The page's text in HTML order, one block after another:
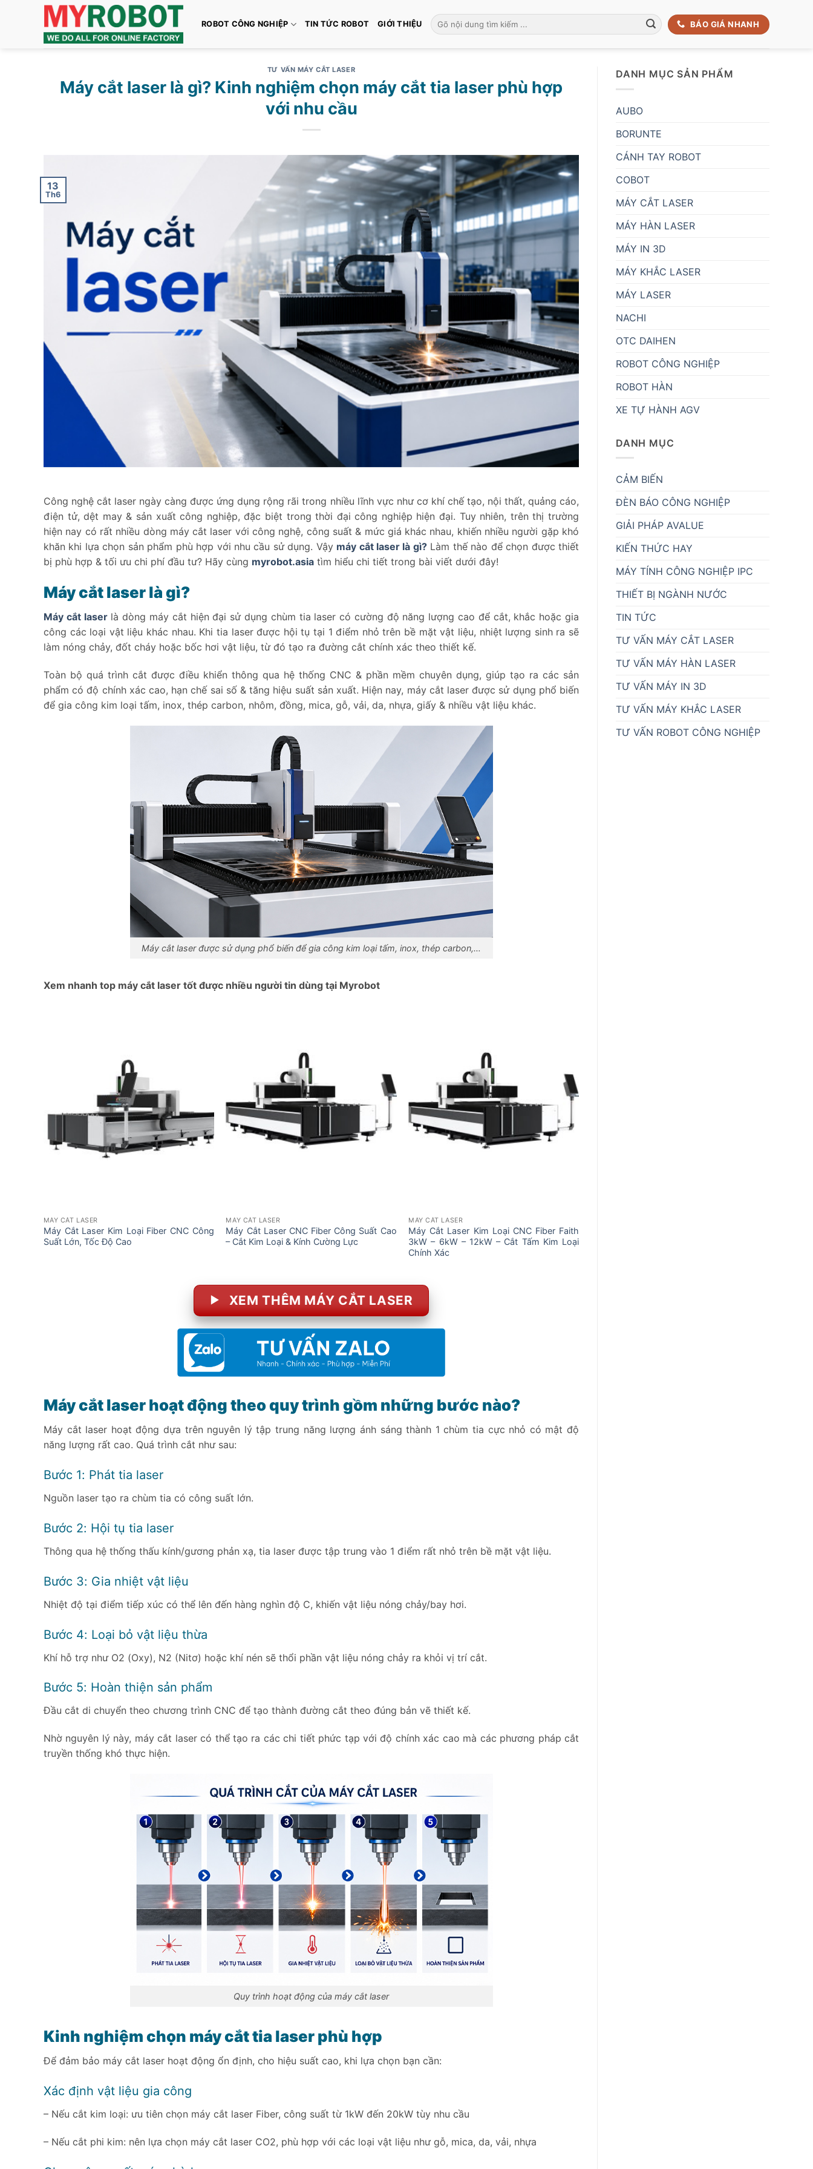
ROBOT CÔNG NGHIỆP TIN TỨC ROBOT GIỚI THIỆU
Tìm
kiếm:
BÁO GIÁ NHANH
TƯ VẤN MÁY CẮT LASER
Máy cắt laser là gì? Kinh nghiệm chọn máy cắt tia laser phù hợp
với nhu cầu
13
Th6
Công nghệ cắt laser ngày càng được ứng dụng rộng rãi trong nhiều lĩnh vực như cơ khí chế tạo, nội thất, quảng cáo,
điện tử, dệt may & sản xuất công nghiệp, đặc biệt trong thời đại công nghiệp hiện đại. Tuy nhiên, trên thị trường
hiện nay có rất nhiều dòng máy cắt laser với công nghệ, công suất & mức giá khác nhau, khiến nhiều người gặp khó
khăn khi lựa chọn sản phẩm phù hợp với nhu cầu sử dụng. Vậy máy cắt laser là gì?Làm thế nào để chọn được thiết
bị phù hợp & tối ưu chi phí đầu tư? Hãy cùng myrobot.asia tìm hiểu chi tiết trong bài viết dưới đây!
Máy cắt laser là gì?
Máy cắt laserlà dòng máy cắt hiện đại sử dụng chùm tia laser có cường độ năng lượng cao để cắt, khắc hoặc gia
công các loại vật liệu khác nhau. Khi tia laser được hội tụ tại 1 điểm nhỏ trên bề mặt vật liệu, nhiệt lượng sinh ra sẽ
làm nóng chảy, đốt cháy hoặc bốc hơi vật liệu, từ đó tạo ra đường cắt chính xác theo thiết kế.
Toàn bộ quá trình cắt được điều khiển thông qua hệ thống CNC & phần mềm chuyên dụng, giúp tạo ra các sản
phẩm có độ chính xác cao, hạn chế sai số & tăng hiệu suất sản xuất. Hiện nay, máy cắt laser được sử dụng phổ biến
để gia công kim loại tấm, inox, thép carbon, nhôm, đồng, mica, gỗ, vải, da, nhựa, giấy & nhiều vật liệu khác.
Máy cắt laser được sử dụng phổ biến để gia công kim loại tấm, inox, thép carbon,…
Xem nhanh top máy cắt laser tốt được nhiều người tin dùng tại Myrobot
MÁY CẮT LASER
Máy Cắt Laser Kim Loại Fiber CNC Công
Suất Lớn, Tốc Độ Cao
MÁY CẮT LASER
Máy Cắt Laser CNC Fiber Công Suất Cao
– Cắt Kim Loại & Kính Cường Lực
MÁY CẮT LASER
Máy Cắt Laser Kim Loại CNC Fiber Faith
3kW – 6kW – 12kW – Cắt Tấm Kim Loại
Chính Xác
XEM THÊM MÁY CẮT LASER
Máy cắt laser hoạt động theo quy trình gồm những bước nào?
Máy cắt laser hoạt động dựa trên nguyên lý tập trung năng lượng ánh sáng thành 1 chùm tia cực nhỏ có mật độ
năng lượng rất cao. Quá trình cắt như sau:
Bước 1: Phát tia laser
Nguồn laser tạo ra chùm tia có công suất lớn.
Bước 2: Hội tụ tia laser
Thông qua hệ thống thấu kính/gương phản xạ, tia laser được tập trung vào 1 điểm rất nhỏ trên bề mặt vật liệu.
Bước 3: Gia nhiệt vật liệu
Nhiệt độ tại điểm tiếp xúc có thể lên đến hàng nghìn độ C, khiến vật liệu nóng chảy/bay hơi.
Bước 4: Loại bỏ vật liệu thừa
Khí hỗ trợ như O2 (Oxy), N2 (Nitơ) hoặc khí nén sẽ thổi phần vật liệu nóng chảy ra khỏi vị trí cắt.
Bước 5: Hoàn thiện sản phẩm
Đầu cắt di chuyển theo chương trình CNC để tạo thành đường cắt theo đúng bản vẽ thiết kế.
Nhờ nguyên lý này, máy cắt laser có thể tạo ra các chi tiết phức tạp với độ chính xác cao mà các phương pháp cắt
truyền thống khó thực hiện.
Quy trình hoạt động của máy cắt laser
Kinh nghiệm chọn máy cắt tia laser phù hợp
Để đảm bảo máy cắt laser hoạt động ổn định, cho hiệu suất cao, khi lựa chọn bạn cần:
Xác định vật liệu gia công
– Nếu cắt kim loại: ưu tiên chọn máy cắt laser Fiber, công suất từ 1kW đến 20kW tùy nhu cầu
– Nếu cắt phi kim: nên lựa chọn máy cắt laser CO2, phù hợp với các loại vật liệu như gỗ, mica, da, vải, nhựa
DANH MỤC SẢN PHẨM
AUBO
BORUNTE
CÁNH TAY ROBOT
COBOT
MÁY CẮT LASER
MÁY HÀN LASER
MÁY IN 3D
MÁY KHẮC LASER
MÁY LASER
NACHI
OTC DAIHEN
ROBOT CÔNG NGHIỆP
ROBOT HÀN
XE TỰ HÀNH AGV
DANH MỤC
CẢM BIẾN
ĐÈN BÁO CÔNG NGHIỆP
GIẢI PHÁP AVALUE
KIẾN THỨC HAY
MÁY TÍNH CÔNG NGHIỆP IPC
THIẾT BỊ NGÀNH NƯỚC
TIN TỨC
TƯ VẤN MÁY CẮT LASER
TƯ VẤN MÁY HÀN LASER
TƯ VẤN MÁY IN 3D
TƯ VẤN MÁY KHẮC LASER
TƯ VẤN ROBOT CÔNG NGHIỆP